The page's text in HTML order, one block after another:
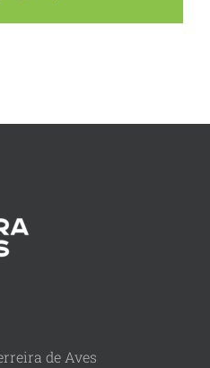
de Aves